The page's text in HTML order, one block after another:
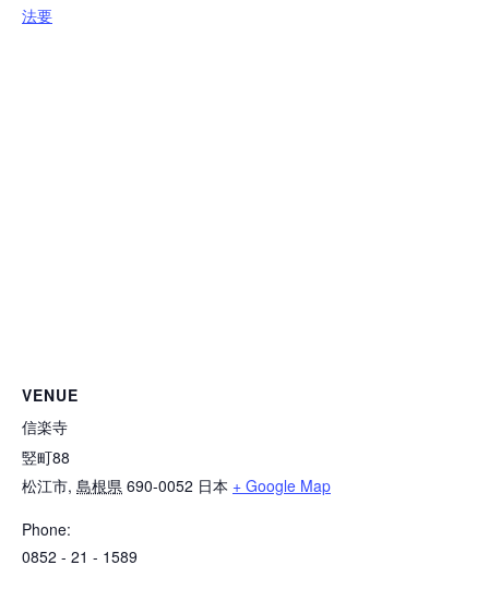
法要
VENUE
信楽寺
竪町88
松江市, 島根県 690-0052 日本 + Google Map
Phone:
0852 - 21 - 1589